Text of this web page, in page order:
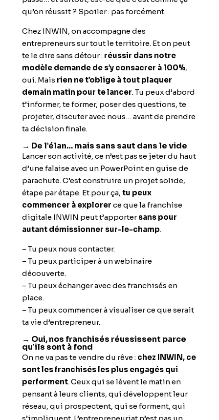
qu’on réussit ? Spoiler : pas forcément.
Chez INWIN, on accompagne des
entrepreneurs sur tout le territoire. Et on peut
te le dire sans détour : réussir dans notre
modèle demande de s’y consacrer à 100%,
oui. Mais rien ne t’oblige à tout plaquer
demain matin pour te lancer. Tu peux d’abord
t’informer, te former, poser des questions, te
projeter, discuter avec nous… avant de prendre
ta décision finale.
→ De l’élan… mais sans saut dans le vide
Lancer son activité, ce n’est pas se jeter du haut
d’une falaise avec un PowerPoint en guise de
parachute. C’est construire un projet solide,
étape par étape. Et pour ça, tu peux
commencer à explorer ce que la franchise
digitale INWIN peut t’apportersans pour
autant démissionner sur-le-champ.
– Tu peux nous contacter.
– Tu peux participer à un webinaire
découverte.
– Tu peux échanger avec des franchisés en
place.
– Tu peux commencer à visualiser ce que serait
ta vie d’entrepreneur.
→ Oui, nos franchisés réussissent parce
qu’ils sont à fond
On ne va pas te vendre du rêve : chez INWIN, ce
sont les franchisés les plus engagés qui
performent. Ceux qui se lèvent le matin en
pensant à leurs clients, qui développent leur
réseau, qui prospectent, qui se forment, qui